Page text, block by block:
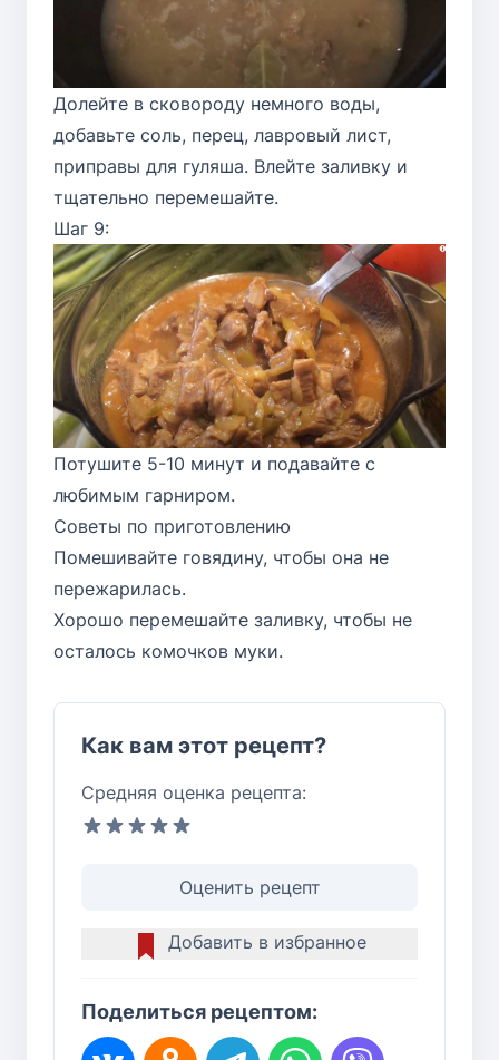
Долейте в сковороду немного воды,
добавьте соль, перец, лавровый лист,
приправы для гуляша. Влейте заливку и
тщательно перемешайте.
Шаг 9:
Потушите 5-10 минут и подавайте с
любимым гарниром.
Советы по приготовлению
Помешивайте говядину, чтобы она не
пережарилась.
Хорошо перемешайте заливку, чтобы не
осталось комочков муки.
Как вам этот рецепт?
Средняя оценка рецепта:
Оценить рецепт
Добавить в избранное
Поделиться рецептом: